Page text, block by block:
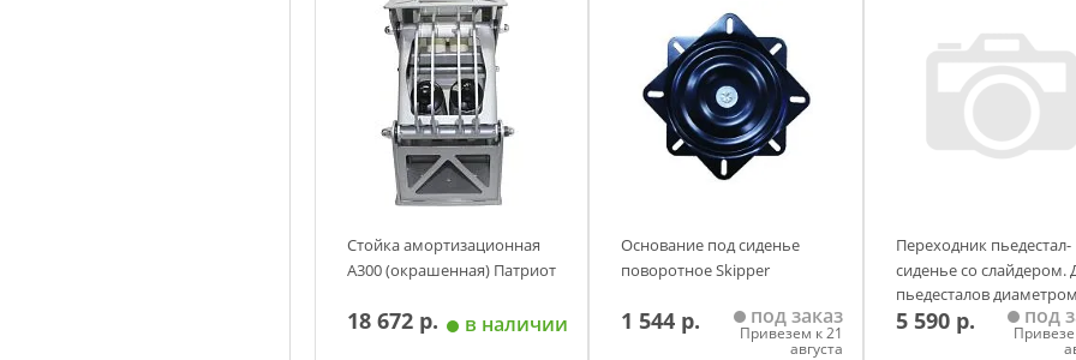
Стойка амортизационная
А300 (окрашенная) Патриот
18 672 р. в наличии
Основание под сиденье
поворотное Skipper
1 544 р. под заказ
Привезем к 21
августа
Переходник пьедестал-
сиденье со слайдером.
пьедесталов
3/8 дюйма
5 590 р. под